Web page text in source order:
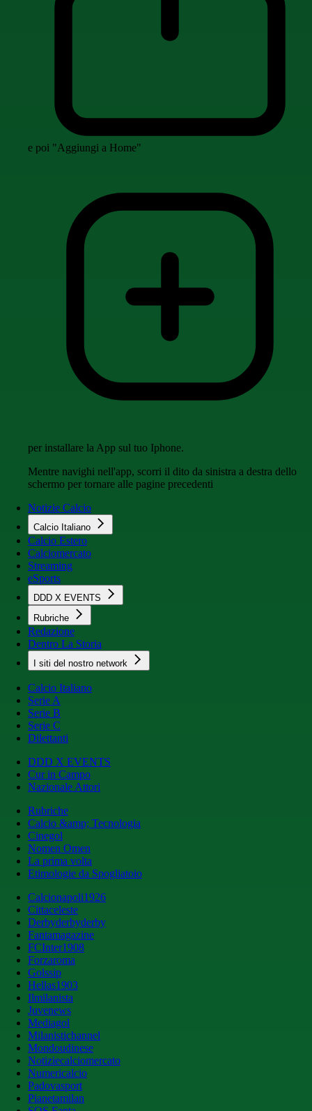
e poi "Aggiungi a Home"
per installare la App sul tuo Iphone.
Mentre navighi nell'app, scorri il dito da sinistra a destra dello
schermo per tornare alle pagine precedenti
Notizie Calcio
Calcio Italiano
Calcio Estero
Calciomercato
Streaming
eSports
DDD X EVENTS
Rubriche
Redazione
Dentro La Storia
I siti del nostro network
Calcio Italiano
Serie A
Serie B
Serie C
Dilettanti
DDD X EVENTS
Cur in Campo
Nazionale Attori
Rubriche
Calcio &amp; Tecnologia
Cinegol
Nomen Omen
La prima volta
Etimologie da Spogliatoio
Calcionapoli1926
Cittaceleste
Derbyderbyderby
Fantamagazine
FCInter1908
Forzaroma
Golssip
Hellas1903
Ilmilanista
Juvenews
Mediagol
Milanistichannel
Mondoudinese
Notiziecalciomercato
Numericalcio
Padovasport
Pianetamilan